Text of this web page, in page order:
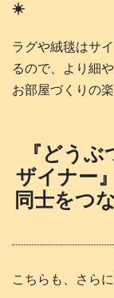
☀️
ラグや絨毯はサ
るので、より細
お部屋づくりの
『どう
ザイナー
同士をつ
こちらも、さら